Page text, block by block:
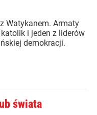
Watykanem. Armaty
i jeden z liderów
demokracji.
świata